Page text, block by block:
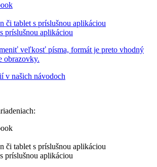
či tablet s príslušnou aplikáciou
príslušnou aplikáciou
veľkosť písma, formát je preto vhodný
obrazovky.
v našich návodoch
či tablet s príslušnou aplikáciou
príslušnou aplikáciou